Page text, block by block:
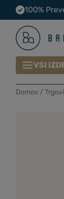
100%
VSI
Domov /